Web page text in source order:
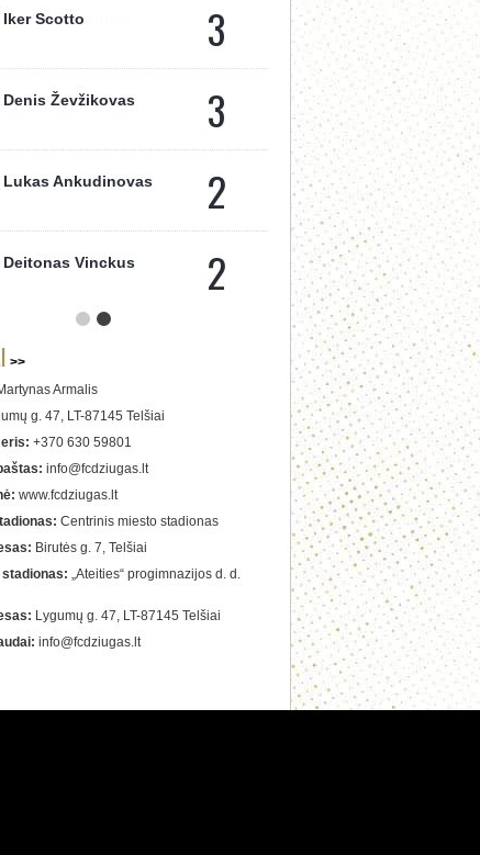
Iker Scotto 3
Denis Ževžikovas 3
Lukas Ankudinovas 2
Deitonas Vinckus 2
Armalis
g. 47, LT-87145 Telšiai
+370 630 59801
info@fcdziugas.lt
www.fcdziugas.lt
Centrinis miesto stadionas
Birutės g. 7, Telšiai
„Ateities“ progimnazijos d. d.
Lygumų g. 47, LT-87145 Telšiai
info@fcdziugas.lt